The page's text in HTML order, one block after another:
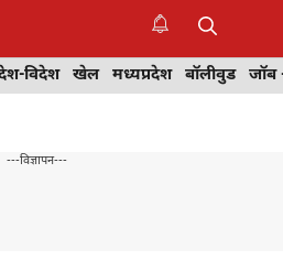
विदेश खेल मध्यप्रदेश बॉलीवुड
---विज्ञापन---